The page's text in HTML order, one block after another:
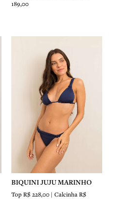
189,00
BIQUINI JUJU MARINHO
Top R$ 228,00 | Calcinha R$